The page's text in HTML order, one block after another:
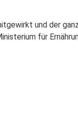
und der
für